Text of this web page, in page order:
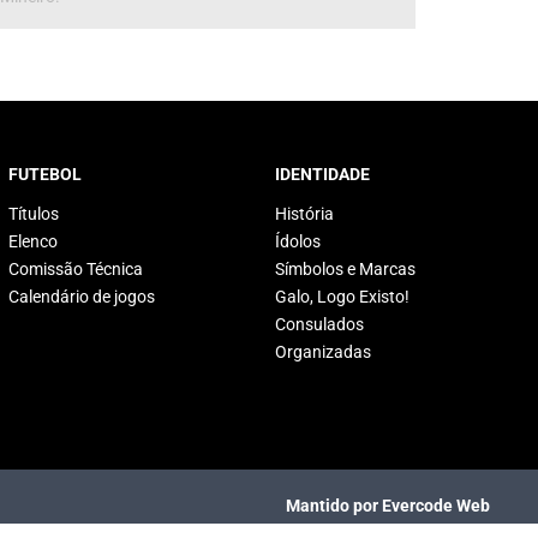
FUTEBOL
Títulos
Elenco
Comissão Técnica
Calendário de jogos
IDENTIDADE
História
Ídolos
Símbolos e Marcas
Galo, Logo Existo!
Consulados
Organizadas
Mantido por Evercode Web